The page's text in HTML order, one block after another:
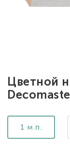
Цветной
1 м.п.